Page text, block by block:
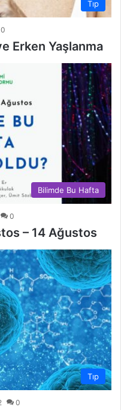
Tıp
0
Erken Yaşlanma
Bilimde Bu Hafta
0
– 14 Ağustos
Tıp
0